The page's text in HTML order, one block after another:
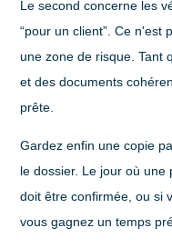
Le second concerne les
“pour un client”. Ce n'est
une zone de risque. Tant
et des documents
prête.
Gardez enfin une copie
le dossier. Le jour où
doit être confirmée, ou si
vous gagnez un temps